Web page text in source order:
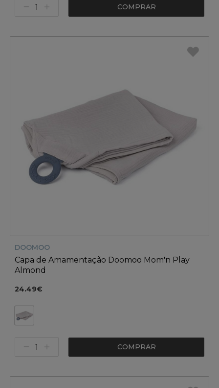
COMPRAR
DOOMOO
Capa de Amamentação Doomoo Mom'n Play
Almond
24.49€
COMPRAR